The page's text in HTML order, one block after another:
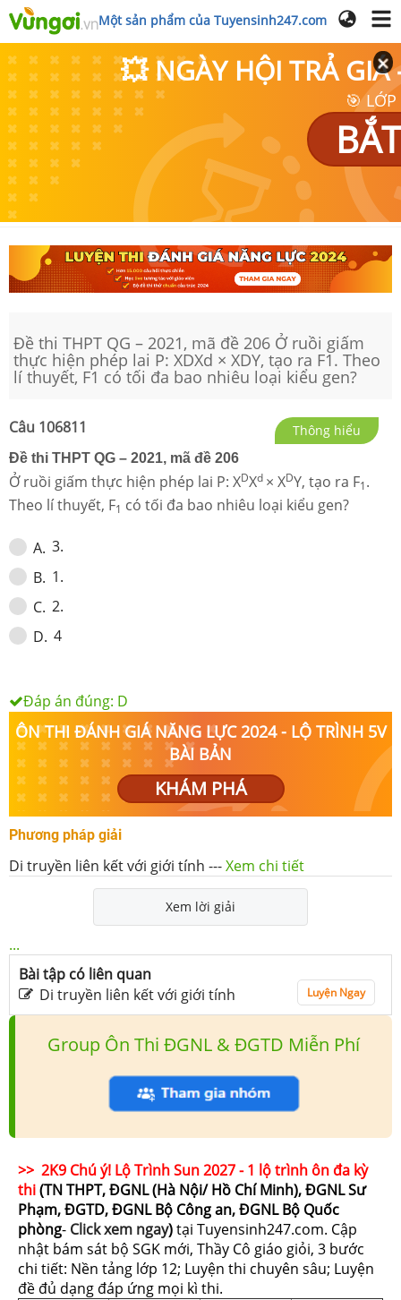
Một sản phẩm của Tuyensinh247.com
💥 NGÀY HỘI TRẢ GIÁ
🎯
Đề thi THPT QG – 2021, mã đề 206 Ở ruồi giấm
thực hiện phép lai P: XDXd × XDY, tạo ra F1. Theo
lí thuyết, F1 có tối đa bao nhiêu loại kiểu gen?
Câu 106811 Thông hiểu
Đề thi THPT QG – 2021, mã đề 206
Ở ruồi giấm thực hiện phép lai P: XDXd × XDY, tạo ra F1.
Theo lí thuyết, F1 có tối đa bao nhiêu loại kiểu gen?
A. 3.
B. 1.
C. 2.
D. 4
Đáp án đúng: D
ÔN THI ĐÁNH GIÁ NĂNG LỰC 2024 - LỘ TRÌNH 5V
BÀI BẢN
KHÁM PHÁ
Phương pháp giải
Di truyền liên kết với giới tính ---Xem chi tiết
Xem lời giải
...
Bài tập có liên quan
Di truyền liên kết với giới tính
Luyện Ngay
Group Ôn Thi ĐGNL & ĐGTD Miễn Phí
>> 2K9 Chú ý! Lộ Trình Sun 2027 - 1 lộ trình ôn đa kỳ
thi(TN THPT, ĐGNL (Hà Nội/ Hồ Chí Minh), ĐGNL Sư
Phạm, ĐGTD, ĐGNL Bộ Công an, ĐGNL Bộ Quốc
phòng- Click xem ngay)tại Tuyensinh247.com. Cập
nhật bám sát bộ SGK mới, Thầy Cô giáo giỏi, 3 bước
chi tiết: Nền tảng lớp 12; Luyện thi chuyên sâu; Luyện
đề đủ dạng đáp ứng mọi kì thi.